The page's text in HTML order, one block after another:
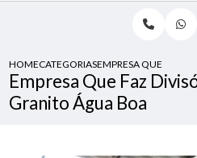
HOMECATEGORIASEMPRESA QUE FAZ
Empresa Que Faz
Granito Água Boa